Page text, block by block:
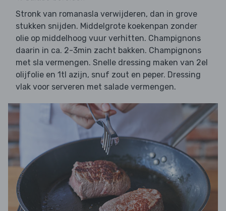
Stronk van romanasla verwijderen, dan in grove
stukken snijden. Middelgrote koekenpan zonder
olie op middelhoog vuur verhitten. Champignons
daarin in ca. 2-3min zacht bakken. Champignons
met sla vermengen. Snelle dressing maken van 2el
olijfolie en 1tl azijn, snuf zout en peper. Dressing
vlak voor serveren met salade vermengen.